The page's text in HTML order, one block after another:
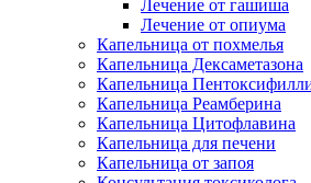
Лечение от гашиша
Лечение от опиума
Капельница от похмелья
Капельница Дексаметазона
Капельница
Капельница Реамберина
Капельница Цитофлавина
Капельница для печени
Капельница от запоя